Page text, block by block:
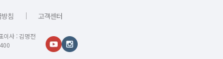
침 ｜ 고객센터
사 : 김명전